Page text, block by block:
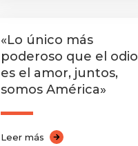
«Lo único más
poderoso que el odio
es el amor, juntos,
somos América»
Leer más